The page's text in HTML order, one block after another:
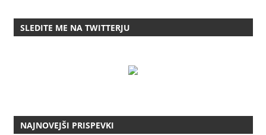
SLEDITE ME NA TWITTERJU
NAJNOVEJŠI PRISPEVKI